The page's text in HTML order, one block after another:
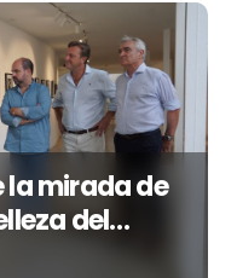
la mirada de
del